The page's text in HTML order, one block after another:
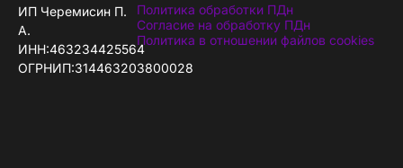
ИП Черемисин П.
А.
ИНН:463234425564
ОГРНИП:314463203800028
Политика обработки ПДн
Согласие на обработку ПДн
Политика в отношении файлов cookies